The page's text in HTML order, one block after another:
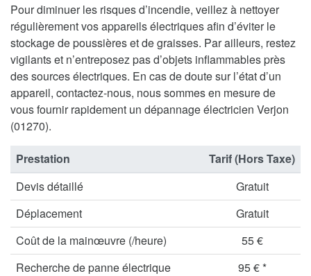
Pour diminuer les risques d’incendie, veillez à nettoyer
régulièrement vos appareils électriques afin d’éviter le
stockage de poussières et de graisses. Par ailleurs, restez
vigilants et n’entreposez pas d’objets inflammables près
des sources électriques. En cas de doute sur l’état d’un
appareil, contactez-nous, nous sommes en mesure de
vous fournir rapidement un dépannage électricien Verjon
(01270).
Prestation
Tarif (Hors Taxe)
Devis détaillé
Gratuit
Déplacement
Gratuit
Coût de la mainœuvre (/heure)
55 €
Recherche de panne électrique
95 € *